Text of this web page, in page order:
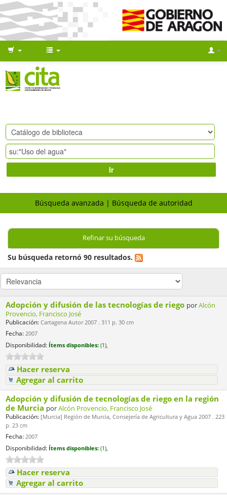
Ir
Búsqueda avanzada Búsqueda de autoridad
Refinar su búsqueda
Su búsqueda retornó 90 resultados.
Adopción y difusión de las tecnologías de riego porAlcón
Provencio, Francisco José
Publicación: Cartagena Autor 2007 . 311 p. 30 cm
Fecha: 2007
Disponibilidad: Ítems disponibles: (1),
Hacer reserva
Agregar al carrito
Adopción y difusión de tecnologías de riego en la región
de Murcia porAlcón Provencio, Francisco José
Publicación: [Murcia] Región de Murcia, Consejería de Agricultura y Agua 2007 . 223
p. 23 cm
Fecha: 2007
Disponibilidad: Ítems disponibles: (1),
Hacer reserva
Agregar al carrito